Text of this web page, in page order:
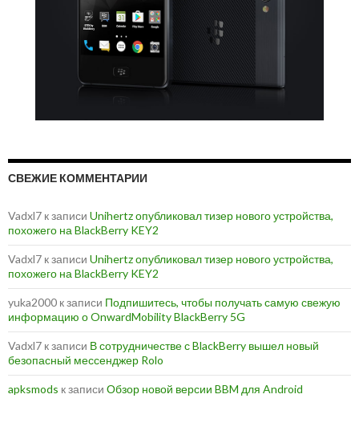
СВЕЖИЕ КОММЕНТАРИИ
Vadxl7 к записи Unihertz опубликовал тизер нового устройства,
похожего на BlackBerry KEY2
Vadxl7 к записи Unihertz опубликовал тизер нового устройства,
похожего на BlackBerry KEY2
yuka2000 к записи Подпишитесь, чтобы получать самую свежую
информацию о OnwardMobility BlackBerry 5G
Vadxl7 к записи В сотрудничестве с BlackBerry вышел новый
безопасный мессенджер Rolo
apksmods к записи Обзор новой версии BBM для Android